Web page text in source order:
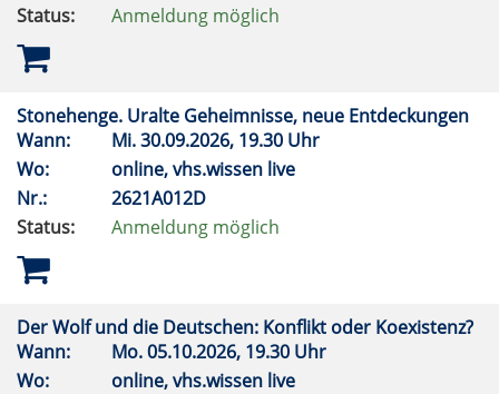
Status:
Anmeldung möglich
Stonehenge. Uralte Geheimnisse, neue Entdeckungen
Wann:
Mi.30.09.2026, 19.30 Uhr
Wo:
online, vhs.wissen live
Nr.:
2621A012D
Status:
Anmeldung möglich
Der Wolf und die Deutschen: Konflikt oder Koexistenz?
Wann:
Mo.05.10.2026, 19.30 Uhr
Wo:
online, vhs.wissen live